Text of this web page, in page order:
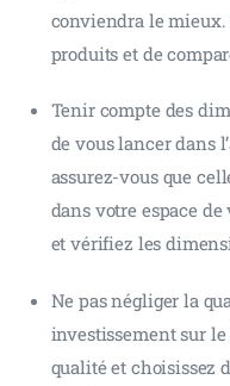
conviendra le mieux.
produits et de
Tenir compte des
de vous lancer dans
assurez-vous que
dans votre espace
et vérifiez les
Ne pas négliger la
investissement sur
qualité et choisissez